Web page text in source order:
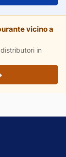
vicino a
in